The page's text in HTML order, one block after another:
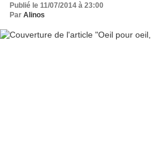
Publié le 11/07/2014 à 23:00
Par Alinos